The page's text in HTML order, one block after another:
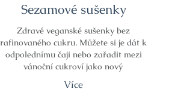
Sezamové sušenky
Zdravé veganské sušenky bez
rafinovaného cukru. Můžete si je dát k
odpolednímu čaji nebo zařadit mezi
vánoční cukroví jako nový
Více